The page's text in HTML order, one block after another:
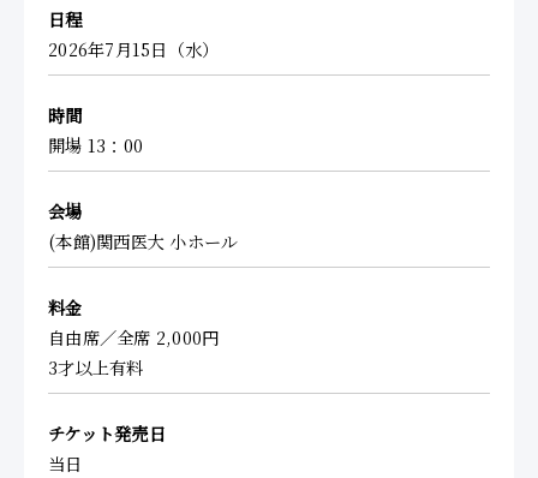
日程
2026年7月15日（水）
時間
開場 13：00
会場
(本館)関西医大 小ホール
料金
自由席／全席 2,000円
3才以上有料
チケット発売日
当日